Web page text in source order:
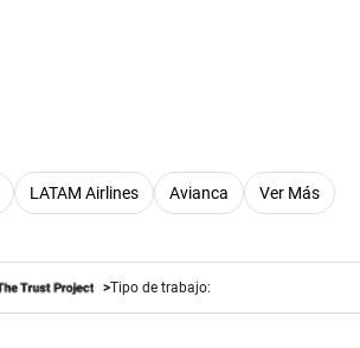
LATAM Airlines Avianca Ver Más
Tipo de trabajo: